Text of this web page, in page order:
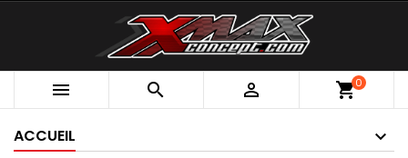
   shopping_cart0
ACCUEIL